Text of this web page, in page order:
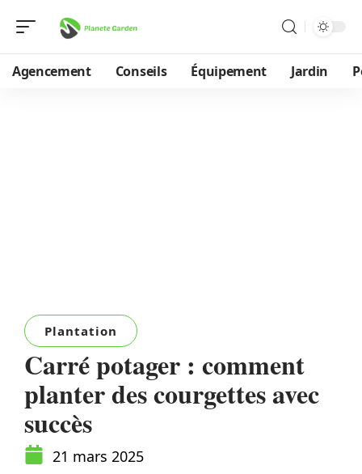
Agencement Conseils Équipement Jardin
Plantation
Carré potager : comment
planter des courgettes avec
succès
21 mars 2025